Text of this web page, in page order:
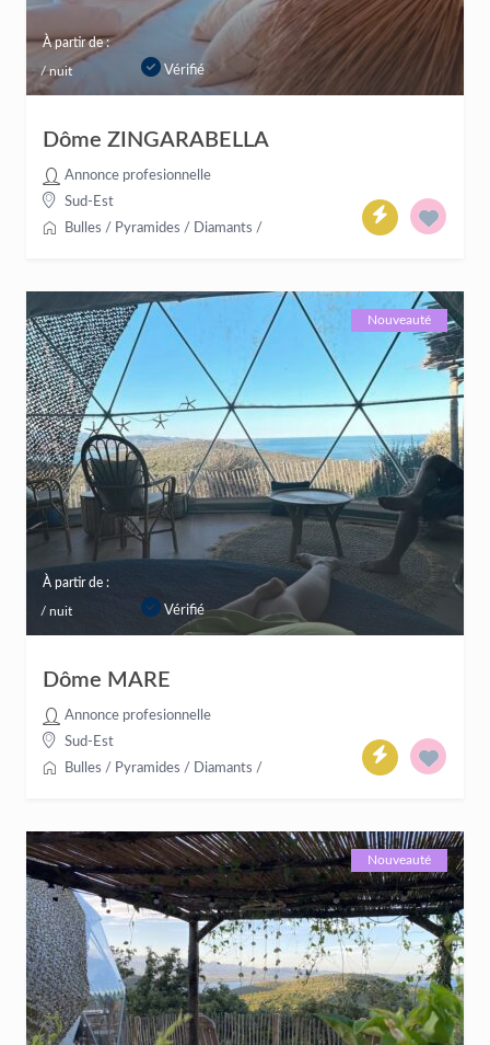
À partir de :
/ nuit Vérifié
Dôme ZINGARABELLA
Annonce profesionnelle
Sud-Est
Bulles / Pyramides / Diamants /
À partir de :
/ nuit
Nouveauté
Vérifié
Dôme MARE
Annonce profesionnelle
Sud-Est
Bulles / Pyramides / Diamants /
Nouveauté